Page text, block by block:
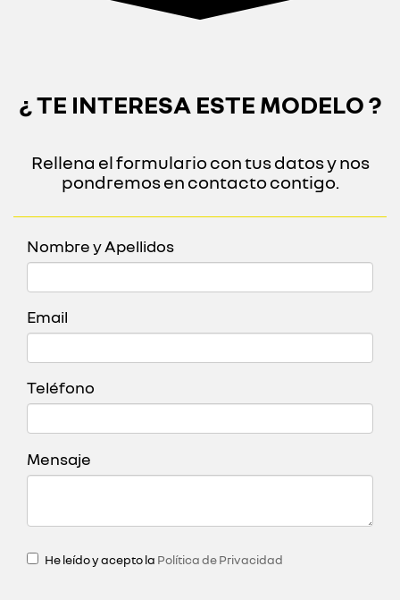
¿ TE INTERESA ESTE MODELO ?
Rellena el formulario con tus datos y nos
pondremos en contacto contigo.
Nombre y Apellidos
Email
Teléfono
Mensaje
He leído y acepto la Política de Privacidad